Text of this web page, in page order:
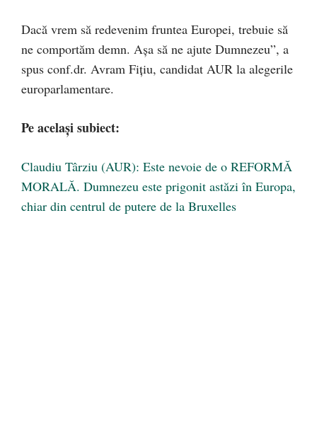
Dacă vrem să redevenim fruntea Europei, trebuie să
ne comportăm demn. Așa să ne ajute Dumnezeu”, a
spus conf.dr. Avram Fițiu, candidat AUR la alegerile
europarlamentare.
Pe același subiect:
Claudiu Târziu (AUR): Este nevoie de o REFORMĂ
MORALĂ. Dumnezeu este prigonit astăzi în Europa,
chiar din centrul de putere de la Bruxelles